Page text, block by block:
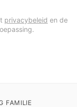
privacybeleid en de
FAMILIE